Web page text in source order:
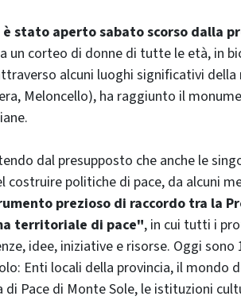
stato aperto sabato scorso dalla
un corteo di donne di tutte le età, in
alcuni luoghi significativi
Meloncello), ha raggiunto il
dal presupposto che anche le
costruire politiche di pace, da alcuni
prezioso di raccordo tra la
territoriale di pace", in cui tutti i
idee, iniziative e risorse. Oggi sono
Enti locali della provincia, il mondo
di Pace di Monte Sole, le istituzioni